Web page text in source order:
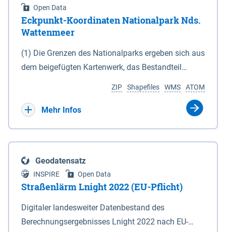
Open Data
Eckpunkt-Koordinaten Nationalpark Nds.
Wattenmeer
(1) Die Grenzen des Nationalparks ergeben sich aus
dem beigefügten Kartenwerk, das Bestandteil
(DTK) im Maßstab 1 : 100 000 (Anlage 2), 2.
verkleinerte Amtliche Karte 1 : 5 000 (AK5) im
projizierte Koordinaten im Europäischen
Terrestrischen Referenzsystem 1989 (ETRS 89) mit
der Universalen Transversalen Mercator-Abbildung
bezogen auf die Zone 32 N (UTM 32N) dargestellt
(Anlage 4); Gleiches gilt für die geografischen
ATOM
WMS
Shapefiles
ZIP
Mehr Infos
Geodatensatz
INSPIRE Open Data
Straßenlärm Lnight 2022 (EU-Pflicht)
Digitaler landesweiter Datenbestand des
Berechnungsergebnisses Lnight 2022 nach EU-